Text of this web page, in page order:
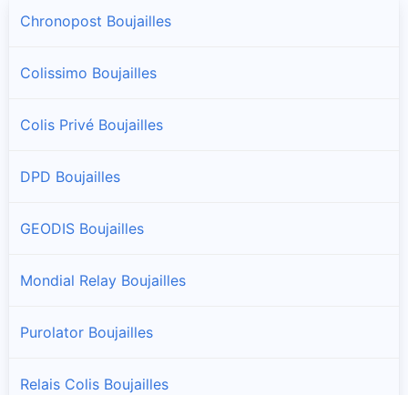
Chronopost Boujailles
Colissimo Boujailles
Colis Privé Boujailles
DPD Boujailles
GEODIS Boujailles
Mondial Relay Boujailles
Purolator Boujailles
Relais Colis Boujailles